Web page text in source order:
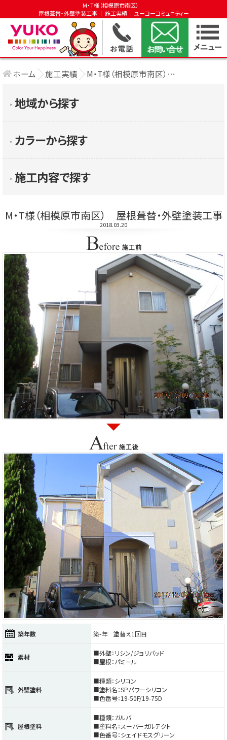
M・T様（相模原市南区）
屋根葺替・外壁塗装工事 │ 施工実績 │ユーコーコミュニティー
ホーム 施工実績 M・T様（相模原市南区） 屋根葺替・外壁塗 ....
▶︎ 施工内容で探す
▶︎ カラーから探す
▶︎ 地域から探す
M・T様（相模原市南区） 屋根葺替・外壁塗装工事
2018.03.20
築年数 築-年 塗替え1回目
素材
■外壁：リシン/ジョリパッド
■屋根：パミール
外壁塗料
■種類：シリコン
■塗料名：SPパワーシリコン
■色番号：19-50F/19-75D
屋根塗料
■種類：ガルバ
■塗料名：スーパーガルテクト
■色番号：シェイドモスグリーン